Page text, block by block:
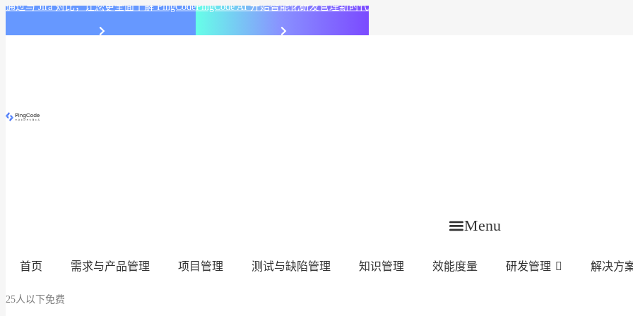
通过与 Jira 对比，让您更全面了解 PingCodePingCode AI 开始智能化研发管理新时代
Menu
首页 需求与产品管理 项目管理 测试与缺陷管理 知识管理 效能度量 研发管理 解决方
25人以下免费